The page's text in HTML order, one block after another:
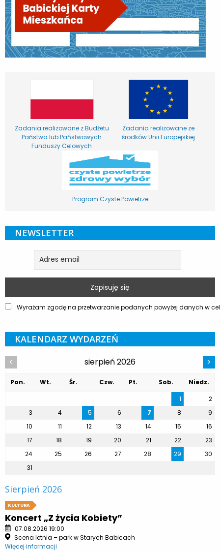
Zadania realizowane z Budżetu
Państwa lub Państwowych
Funduszy Celowych
Zadania realizowane ze
środków Unii Europejskiej
Program Czyste Powietrze
NEWSLETTER
Wyrażam zgodę na przetwarzanie podanych powyżej danych w
KALENDARZ WYDARZEŃ
< sierpień 2026 >
Pon. Wt. Śr. Czw. Pt. Sob.
Niedz.
1
2
3
4 5 6 7 8
9
10
11 12 13 14 15
16
17
18 19 20 21 22
23
24
25 26 27 28 29
30
31
Sierpień 2026
KULTURA
Koncert „Z życia Kobiety”
07.08.2026 19:00
Scena letnia – park w Starych Babicach
Więcej informacji